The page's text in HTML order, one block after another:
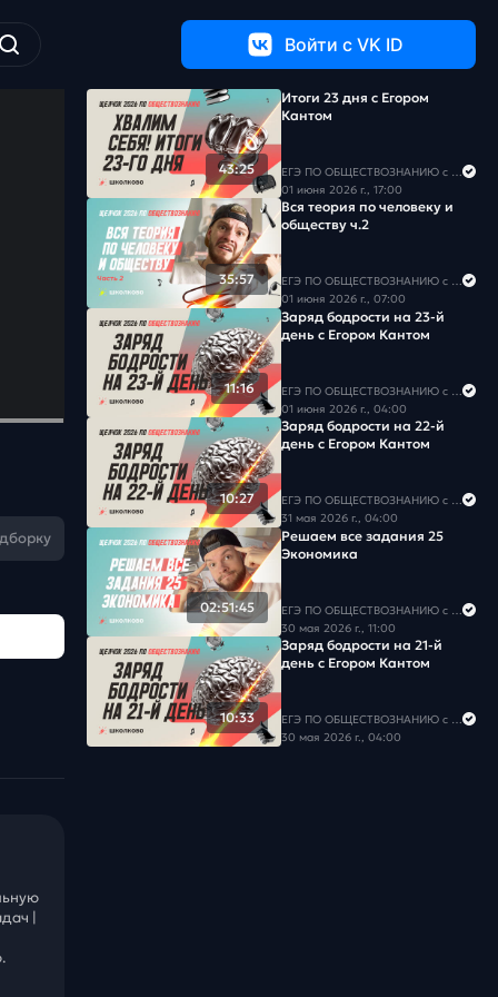
Войти c VK ID
|
43:25
Итоги 23 дня с Егором
Кантом
ЕГЭ ПО ОБЩЕСТВОЗНАНИЮ c Егором Кантом
01 июня 2026 г., 17:00
35:57
Вся теория по человеку и
обществу ч.2
ЕГЭ ПО ОБЩЕСТВОЗНАНИЮ c Егором Кантом
01 июня 2026 г., 07:00
11:16
Заряд бодрости на 23-й
день с Егором Кантом
ЕГЭ ПО ОБЩЕСТВОЗНАНИЮ c Егором Кантом
01 июня 2026 г., 04:00
10:27
Заряд бодрости на 22-й
день с Егором Кантом
ЕГЭ ПО ОБЩЕСТВОЗНАНИЮ c Егором Кантом
31 мая 2026 г., 04:00
02:51:45
Решаем все задания 25
Экономика
ЕГЭ ПО ОБЩЕСТВОЗНАНИЮ c Егором Кантом
30 мая 2026 г., 11:00
10:33
Заряд бодрости на 21-й
день с Егором Кантом
ЕГЭ ПО ОБЩЕСТВОЗНАНИЮ c Егором Кантом
30 мая 2026 г., 04:00